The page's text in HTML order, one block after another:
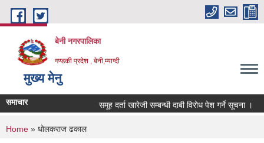
Skip to main content
बेनी नगरपालिका
गण्डकी प्रदेश , बेनी,म्याग्दी
मुख्य मेनु
समाचार समूह दर्ता खारेजी सम्बन्धी दाबी विरोध पेश गर्ने सूचना ।
You are here
Home » धोलकराज ढकाल